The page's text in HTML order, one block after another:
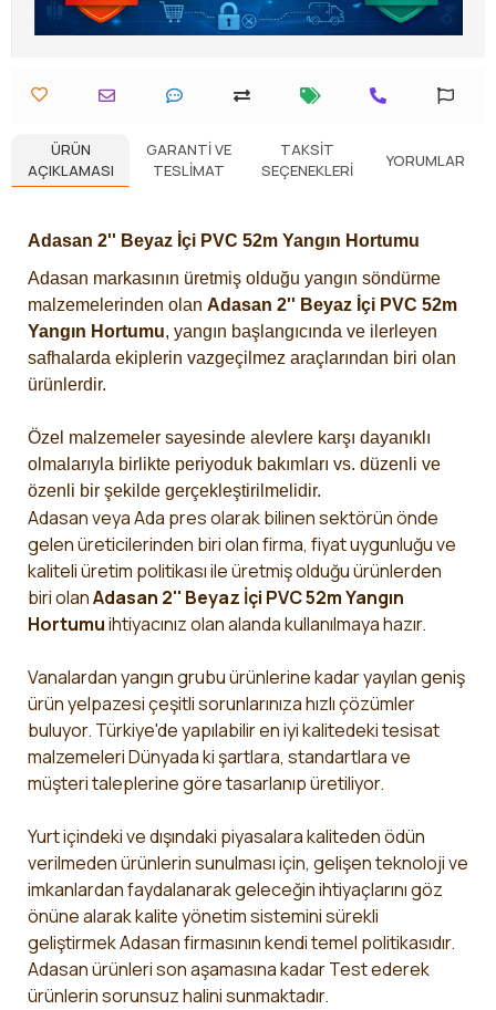
ÜRÜN
AÇIKLAMASI
GARANTI VE
TESLIMAT
TAKSIT
SEÇENEKLERI
YORUMLAR
Adasan 2'' Beyaz İçi PVC 52m Yangın Hortumu
Adasan markasının üretmiş olduğu yangın söndürme
malzemelerinden olan Adasan 2'' Beyaz İçi PVC 52m
Yangın Hortumu, yangın başlangıcında ve ilerleyen
safhalarda ekiplerin vazgeçilmez araçlarından biri olan
ürünlerdir.
Özel malzemeler sayesinde alevlere karşı dayanıklı
olmalarıyla birlikte periyoduk bakımları vs. düzenli ve
özenli bir şekilde gerçekleştirilmelidir.
Adasan veya Ada pres olarak bilinen sektörün önde
gelen üreticilerinden biri olan firma, fiyat uygunluğu ve
kaliteli üretim politikası ile üretmiş olduğu ürünlerden
biri olanAdasan 2'' Beyaz İçi PVC 52m Yangın
Hortumuihtiyacınız olan alanda kullanılmaya hazır.
Vanalardan yangın grubu ürünlerine kadar yayılan geniş
ürün yelpazesi çeşitli sorunlarınıza hızlı çözümler
buluyor. Türkiye'de yapılabilir en iyi kalitedeki tesisat
malzemeleri Dünyada ki şartlara, standartlara ve
müşteri taleplerine göre tasarlanıp üretiliyor.
Yurt içindeki ve dışındaki piyasalara kaliteden ödün
verilmeden ürünlerin sunulması için, gelişen teknoloji ve
imkanlardan faydalanarak geleceğin ihtiyaçlarını göz
önüne alarak kalite yönetim sistemini sürekli
geliştirmek Adasan firmasının kendi temel politikasıdır.
Adasan ürünleri son aşamasına kadar Test ederek
ürünlerin sorunsuz halini sunmaktadır.